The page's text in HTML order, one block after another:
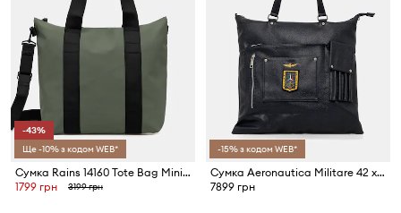
-43%
Ще -10% з кодом WEB*
Сумка Rains 14160 Tote Bag Mini W3
1799 грн
3199 грн
-15% з кодом WEB*
Сумка Aeronautica Militare 42 x 42 x 4 cm
7899 грн